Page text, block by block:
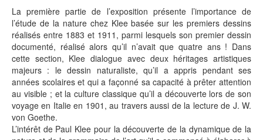
La première partie de l’exposition présente l’importance de
l’étude de la nature chez Klee basée sur les premiers dessins
réalisés entre 1883 et 1911, parmi lesquels son premier dessin
documenté, réalisé alors qu’il n’avait que quatre ans ! Dans
cette section, Klee dialogue avec deux héritages artistiques
majeurs : le dessin naturaliste, qu’il a appris pendant ses
années scolaires et qui a façonné sa capacité à prêter attention
au visible ; et la culture classique qu’il a découverte lors de son
voyage en Italie en 1901, au travers aussi de la lecture de J. W.
von Goethe.
L’intérêt de Paul Klee pour la découverte de la dynamique de la